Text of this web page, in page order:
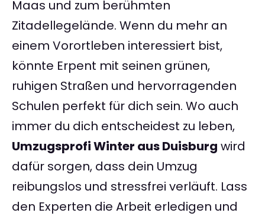
Maas und zum berühmten
Zitadellegelände. Wenn du mehr an
einem Vorortleben interessiert bist,
könnte Erpent mit seinen grünen,
ruhigen Straßen und hervorragenden
Schulen perfekt für dich sein. Wo auch
immer du dich entscheidest zu leben,
Umzugsprofi Winter aus Duisburg wird
dafür sorgen, dass dein Umzug
reibungslos und stressfrei verläuft. Lass
den Experten die Arbeit erledigen und